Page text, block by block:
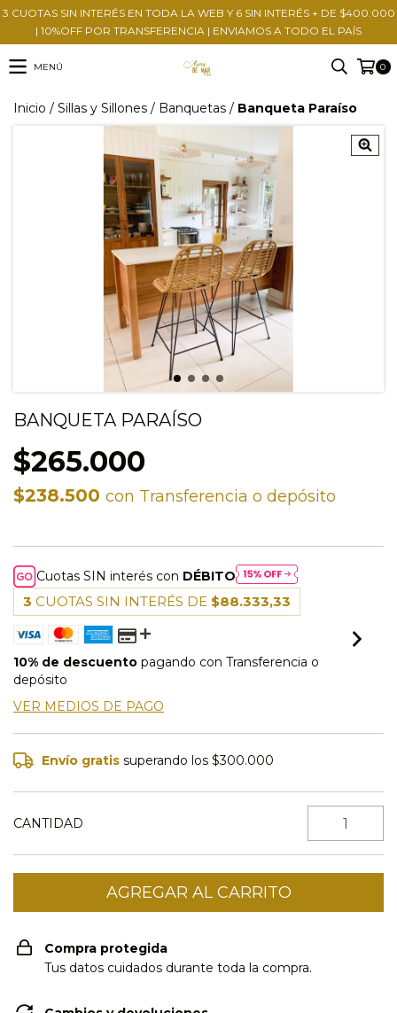
3 CUOTAS SIN INTERÉS EN TODA LA WEB Y 6 SIN INTERÉS + DE $400.000
| 10%OFF POR TRANSFERENCIA | ENVIAMOS A TODO EL PAÍS
MENÚ 0
Inicio / Sillas y Sillones / Banquetas / Banqueta Paraíso
BANQUETA PARAÍSO
$265.000
$238.500 con Transferencia o depósito
Cuotas SIN interés con DÉBITO
3 CUOTAS SIN INTERÉS DE $88.333,33
10% de descuento pagando con Transferencia o
depósito
VER MEDIOS DE PAGO
Envío gratis superando los$300.000
CANTIDAD
Compra protegida
Tus datos cuidados durante toda la compra.